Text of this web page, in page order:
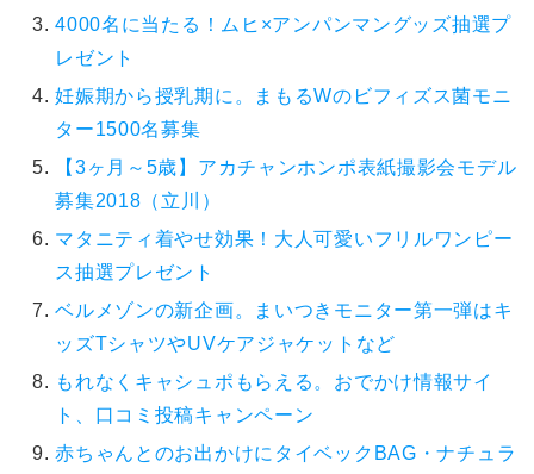
4000名に当たる！ムヒ×アンパンマングッズ抽選プ
レゼント
妊娠期から授乳期に。まもるWのビフィズス菌モニ
ター1500名募集
【3ヶ月～5歳】アカチャンホンポ表紙撮影会モデル
募集2018（立川）
マタニティ着やせ効果！大人可愛いフリルワンピー
ス抽選プレゼント
ベルメゾンの新企画。まいつきモニター第一弾はキ
ッズTシャツやUVケアジャケットなど
もれなくキャシュポもらえる。おでかけ情報サイ
ト、口コミ投稿キャンペーン
赤ちゃんとのお出かけにタイベックBAG・ナチュラ